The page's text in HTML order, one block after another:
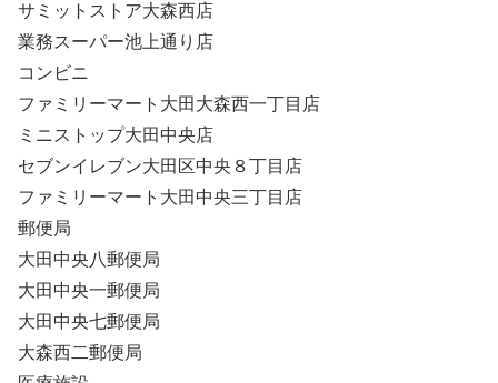
サミットストア大森西店
業務スーパー池上通り店
コンビニ
ファミリーマート大田大森西一丁目店
ミニストップ大田中央店
セブンイレブン大田区中央８丁目店
ファミリーマート大田中央三丁目店
郵便局
大田中央八郵便局
大田中央一郵便局
大田中央七郵便局
大森西二郵便局